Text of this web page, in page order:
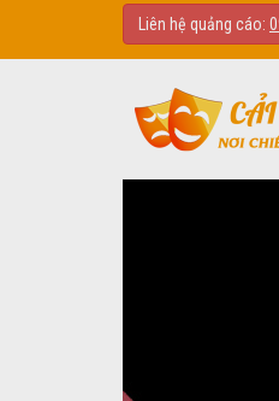
Liên hệ quảng cáo: